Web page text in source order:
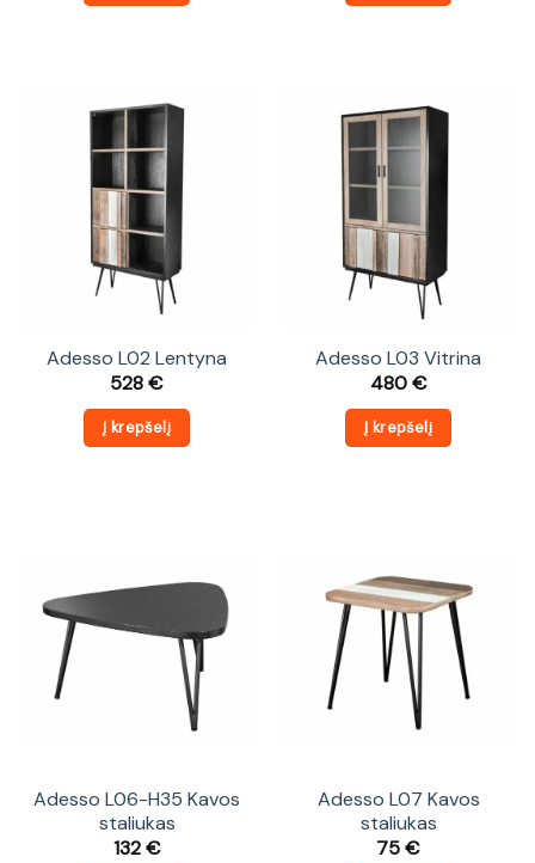
Adesso L02 Lentyna
528€
Į krepšelį
Adesso L03 Vitrina
480€
Į krepšelį
Adesso L06-H35 Kavos
staliukas
132€
Adesso L07 Kavos
staliukas
75€